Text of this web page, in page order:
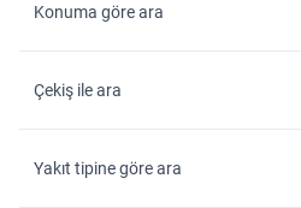
Konuma göre ara
Çekiş ile ara
Yakıt tipine göre ara